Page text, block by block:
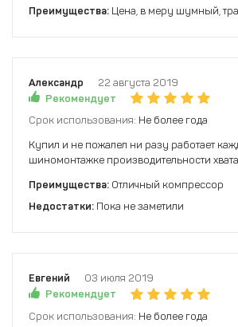
Преимущества: Цена, в меру шумный,
Александр
22 августа 2019
Рекомендует
Срок использования: Не более года
Купил и не пожалел ни разу работает
шиномонтажке производительности
Преимущества: Отличный компрессор
Недостатки: Пока не заметили
Евгений
03 июля 2019
Рекомендует
Срок использования: Не более года